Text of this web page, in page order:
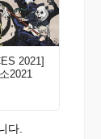
2021]
2021
다.